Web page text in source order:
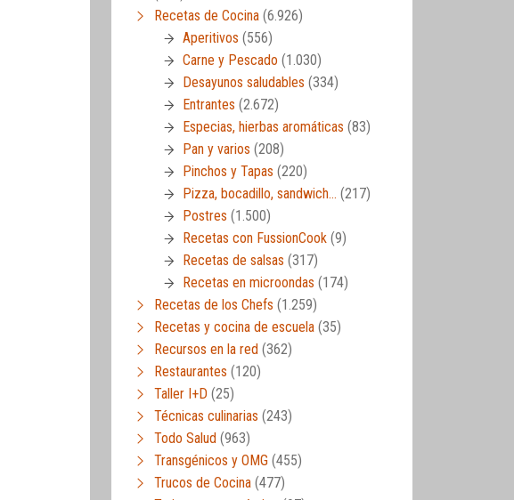
Recetas de Cocina (6.926)
Aperitivos (556)
Carne y Pescado (1.030)
Desayunos saludables (334)
Entrantes (2.672)
Especias, hierbas aromáticas (83)
Pan y varios (208)
Pinchos y Tapas (220)
Pizza, bocadillo, sandwich… (217)
Postres (1.500)
Recetas con FussionCook (9)
Recetas de salsas (317)
Recetas en microondas (174)
Recetas de los Chefs (1.259)
Recetas y cocina de escuela (35)
Recursos en la red (362)
Restaurantes (120)
Taller I+D (25)
Técnicas culinarias (243)
Todo Salud (963)
Transgénicos y OMG (455)
Trucos de Cocina (477)